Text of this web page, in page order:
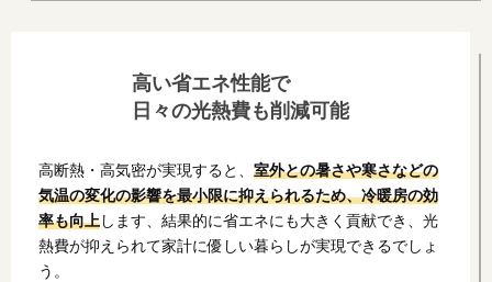
高い省エネ性能で
日々の光熱費も削減可能
高断熱・高気密が実現すると、 室外との暑さや寒さなどの
気温の変化の影響を最小限に抑えられるため、冷暖房の効
率も向上します、結果的に省エネにも大きく貢献でき、光
熱費が抑えられて家計に優しい暮らしが実現できるでしょ
う。